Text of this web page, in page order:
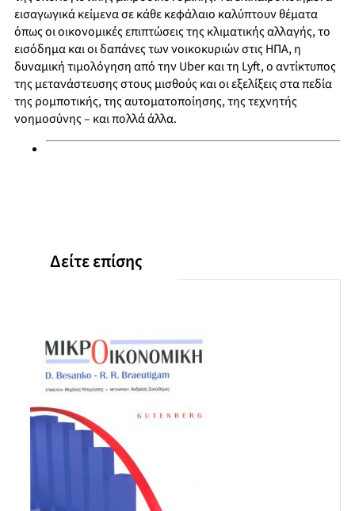
εισαγωγικά κείμενα σε κάθε κεφάλαιο καλύπτουν θέματα
όπως οι οικονομικές επιπτώσεις της κλιματικής αλλαγής, το
εισόδημα και οι δαπάνες των νοικοκυριών στις ΗΠΑ, η
δυναμική τιμολόγηση από την Uber και τη Lyft, ο αντίκτυπος
της μετανάστευσης στους μισθούς και οι εξελίξεις στα πεδία
της ρομποτικής, της αυτοματοποίησης, της τεχνητής
νοημοσύνης – και πολλά άλλα.
Δείτε επίσης